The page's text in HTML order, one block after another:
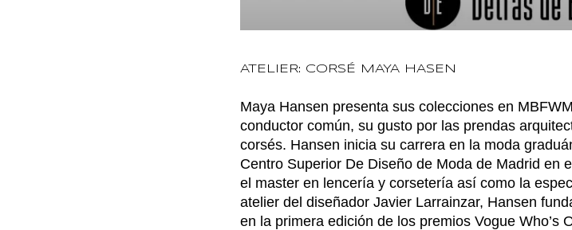
ATELIER: CORSÉ MAYA HASEN
Maya Hansen presenta sus colecciones en
conductor común, su gusto por las prendas
corsés. Hansen inicia su carrera en la moda
Centro Superior De Diseño de Moda de Madrid en
el master en lencería y corsetería así como la
atelier del diseñador Javier Larrainzar, Hansen
en la primera edición de los premios Vogue Who’s